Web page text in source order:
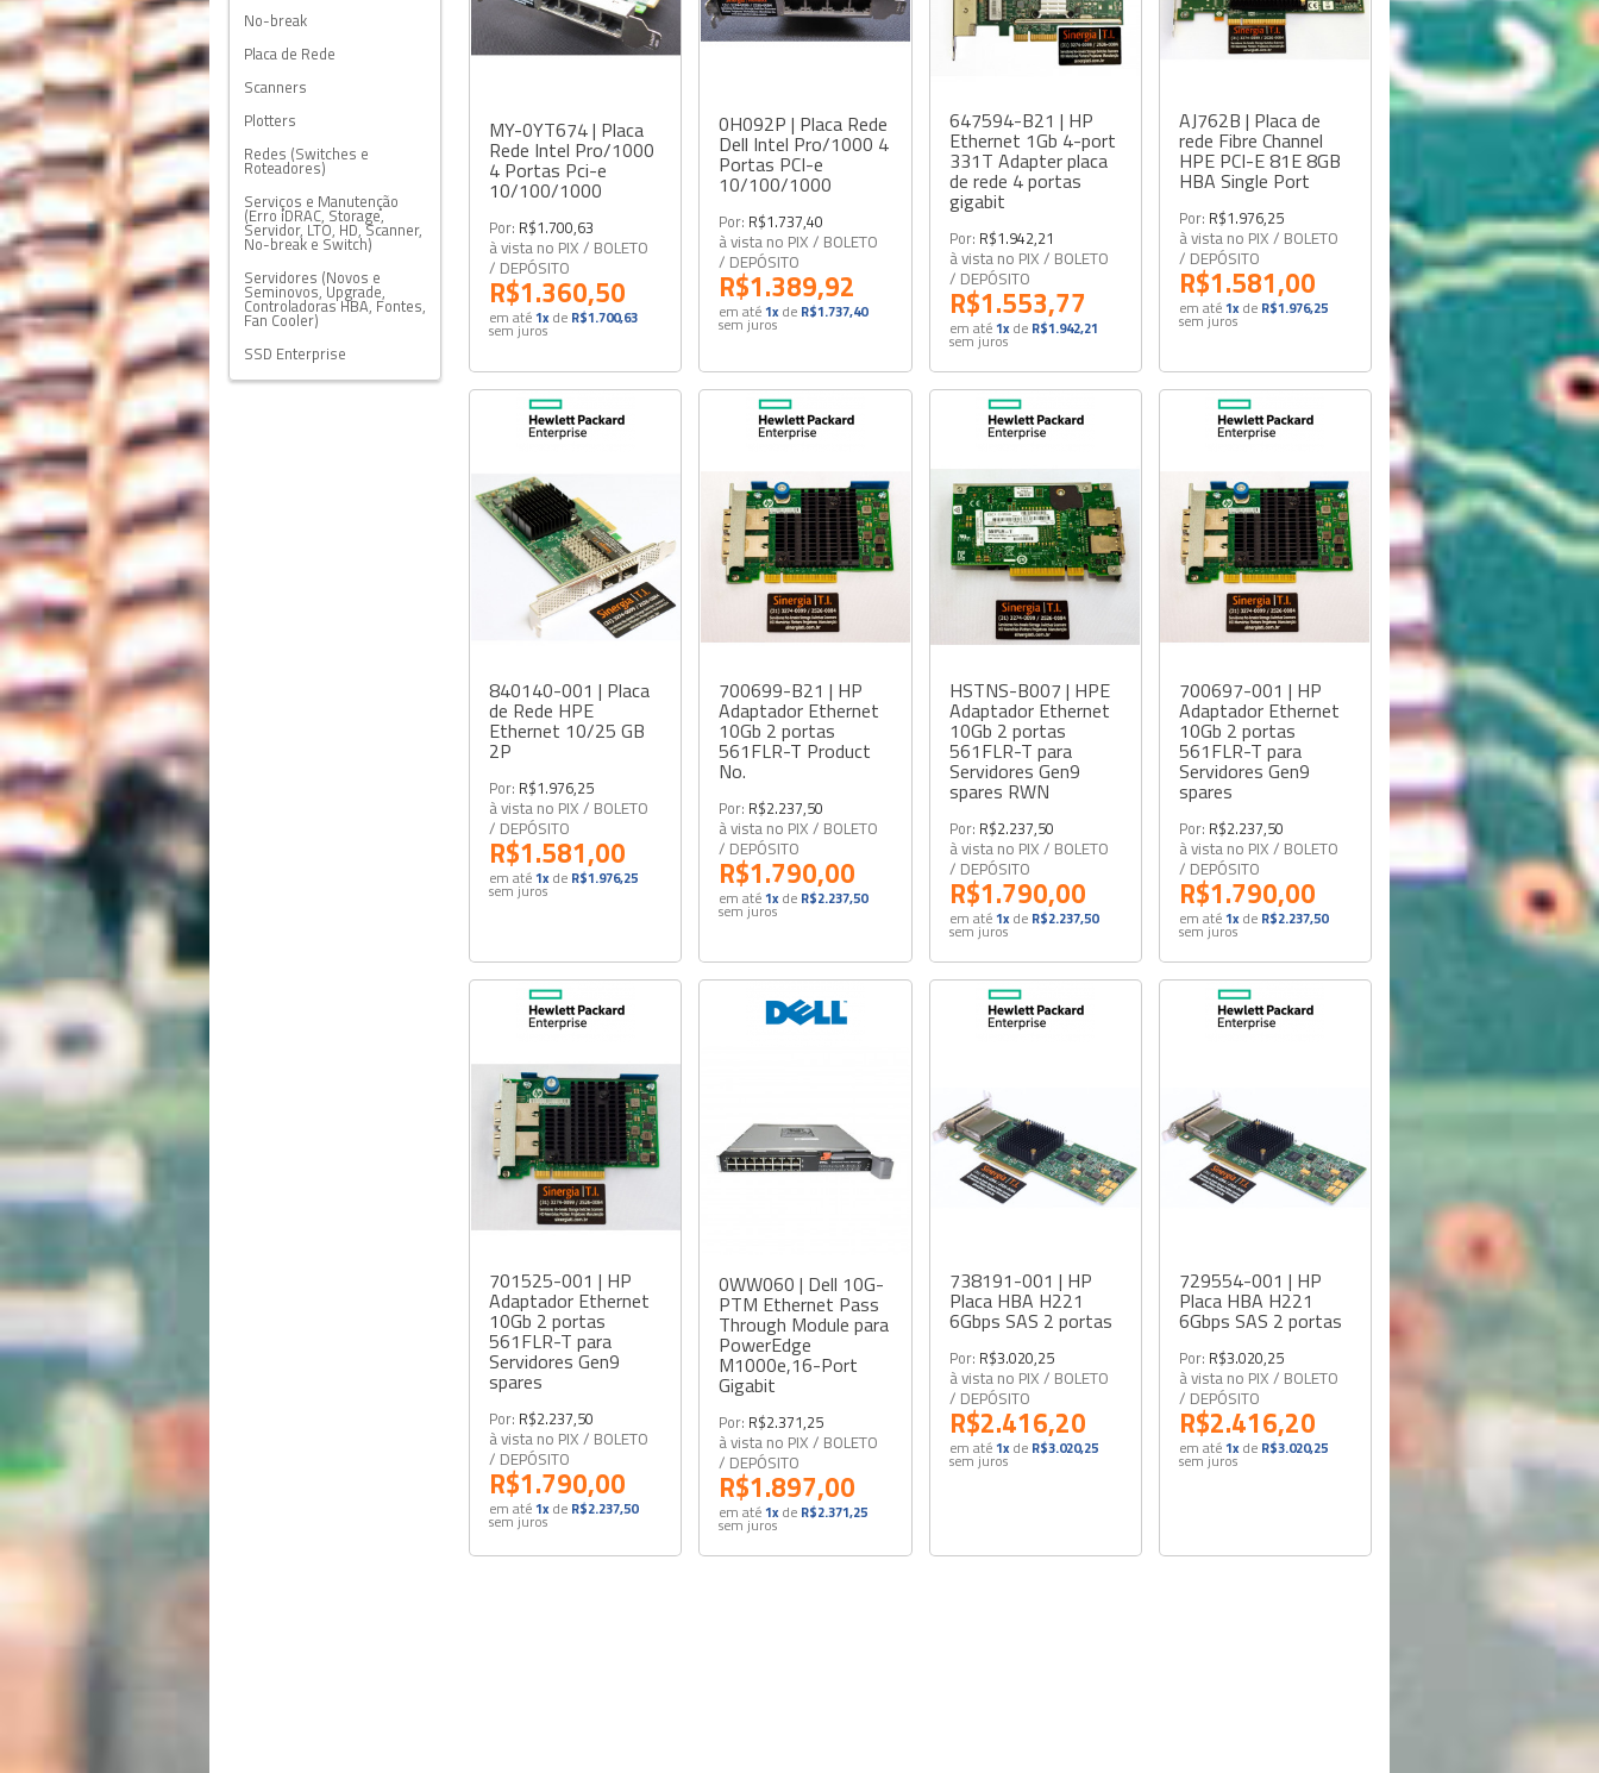
No-break
Placa de Rede
Scanners
Plotters
Redes (Switches e
Roteadores)
Serviços e Manutenção
(Erro iDRAC, Storage,
Servidor, LTO, HD, Scanner,
No-break e Switch)
Servidores (Novos e
Seminovos, Upgrade,
Controladoras HBA, Fontes,
Fan Cooler)
SSD Enterprise
MY-0YT674 | Placa
Rede Intel Pro/1000
4 Portas Pci-e
10/100/1000
Por: R$1.700,63
à vista no PIX / BOLETO
/ DEPÓSITO
R$1.360,50
em até1x de R$1.700,63
sem juros
0H092P | Placa Rede
Dell Intel Pro/1000 4
Portas PCI-e
10/100/1000
Por: R$1.737,40
à vista no PIX / BOLETO
/ DEPÓSITO
R$1.389,92
em até1x de R$1.737,40
sem juros
647594-B21 | HP
Ethernet 1Gb 4-port
331T Adapter placa
de rede 4 portas
gigabit
Por: R$1.942,21
à vista no PIX / BOLETO
/ DEPÓSITO
R$1.553,77
em até 1x de R$1.942,21
sem juros
AJ762B | Placa de
rede Fibre Channel
HPE PCI-E 81E 8GB
HBA Single Port
Por: R$1.976,25
à vista no PIX / BOLETO
/ DEPÓSITO
R$1.581,00
em até1x de R$1.976,25
sem juros
840140-001 | Placa
de Rede HPE
Ethernet 10/25 GB
2P
Por: R$1.976,25
à vista no PIX / BOLETO
/ DEPÓSITO
R$1.581,00
em até1x de R$1.976,25
sem juros
700699-B21 | HP
Adaptador Ethernet
10Gb 2 portas
561FLR-T Product
No.
Por: R$2.237,50
à vista no PIX / BOLETO
/ DEPÓSITO
R$1.790,00
em até1x de R$2.237,50
sem juros
HSTNS-B007 | HPE
Adaptador Ethernet
10Gb 2 portas
561FLR-T para
Servidores Gen9
spares RWN
Por: R$2.237,50
à vista no PIX / BOLETO
/ DEPÓSITO
R$1.790,00
em até 1x de R$2.237,50
sem juros
700697-001 | HP
Adaptador Ethernet
10Gb 2 portas
561FLR-T para
Servidores Gen9
spares
Por: R$2.237,50
à vista no PIX / BOLETO
/ DEPÓSITO
R$1.790,00
em até1x de R$2.237,50
sem juros
701525-001 | HP
Adaptador Ethernet
10Gb 2 portas
561FLR-T para
Servidores Gen9
spares
Por: R$2.237,50
à vista no PIX / BOLETO
/ DEPÓSITO
R$1.790,00
em até1x de R$2.237,50
sem juros
0WW060 | Dell 10G-
PTM Ethernet Pass
Through Module para
PowerEdge
M1000e,16-Port
Gigabit
Por: R$2.371,25
à vista no PIX / BOLETO
/ DEPÓSITO
R$1.897,00
em até1x de R$2.371,25
sem juros
738191-001 | HP
Placa HBA H221
6Gbps SAS 2 portas
Por: R$3.020,25
à vista no PIX / BOLETO
/ DEPÓSITO
R$2.416,20
em até 1x de R$3.020,25
sem juros
729554-001 | HP
Placa HBA H221
6Gbps SAS 2 portas
Por: R$3.020,25
à vista no PIX / BOLETO
/ DEPÓSITO
R$2.416,20
em até1x de R$3.020,25
sem juros